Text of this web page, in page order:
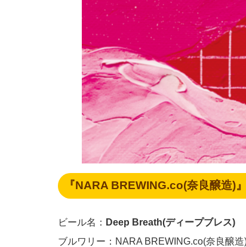
『NARA BREWING.co(奈良醸造)
ビール名： Deep Breath(ディープブレス)
ブルワリー：NARA BREWING.co(奈良醸造